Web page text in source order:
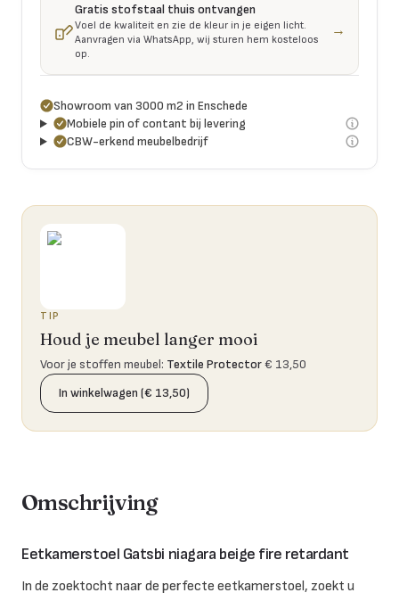
Gratis stofstaal thuis ontvangen
Voel de kwaliteit en zie de kleur in je eigen licht.
Aanvragen via WhatsApp, wij sturen hem kosteloos
op.
→
Showroom van 3000 m2 in Enschede
Mobiele pin of contant bij levering
CBW-erkend meubelbedrijf
TIP
Houd je meubel langer mooi
Voor je stoffen meubel: Textile Protector€ 13,50
In winkelwagen (€ 13,50)
Omschrijving
Eetkamerstoel Gatsbi niagara beige fire retardant
In de zoektocht naar de perfecte eetkamerstoel, zoekt u